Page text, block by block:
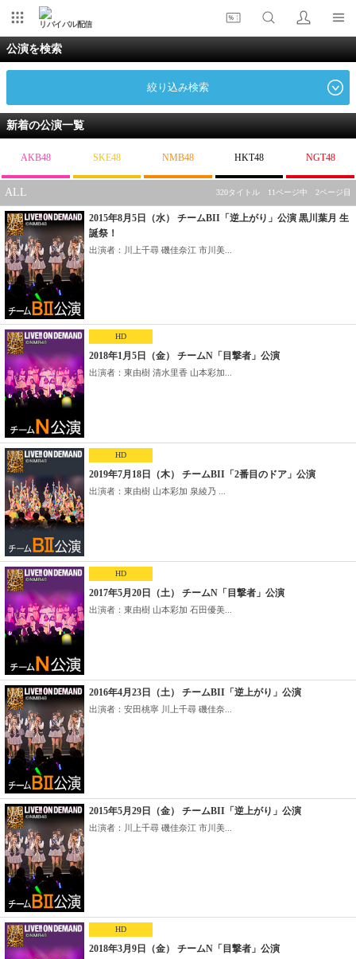
リバイバル配信
公演を検索
絞り込み検索
新着の公演一覧
AKB48 SKE48 NMB48 HKT48 NGT48
ALL 320タイトル 11ページ中 2ページ目
2015年8月5日（水） チームBII「逆上がり」公演 黒川葉月 生
誕祭！
出演者：川上千尋 磯佳奈江 市川美...
HD
2018年1月5日（金） チームN「目撃者」公演
出演者：東由樹 清水里香 山本彩加...
HD
2019年7月18日（木） チームBII「2番目のドア」公演
出演者：東由樹 山本彩加 泉綾乃 ...
HD
2017年5月20日（土） チームN「目撃者」公演
出演者：東由樹 山本彩加 石田優美...
2016年4月23日（土） チームBII「逆上がり」公演
出演者：安田桃寧 川上千尋 磯佳奈...
2015年5月29日（金） チームBII「逆上がり」公演
出演者：川上千尋 磯佳奈江 市川美...
HD
2018年3月9日（金） チームN「目撃者」公演